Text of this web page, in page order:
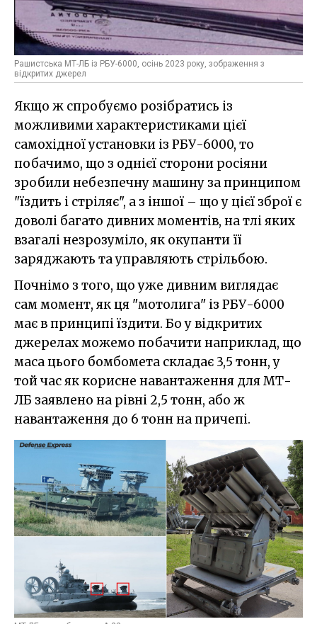
Рашистська МТ-ЛБ із РБУ-6000, осінь 2023 року, зображення з
відкритих джерел
Якщо ж спробуємо розібратись із
можливими характеристиками цієї
самохідної установки із РБУ-6000, то
побачимо, що з однієї сторони росіяни
зробили небезпечну машину за принципом
"їздить і стріляє", а з іншої – що у цієї зброї є
доволі багато дивних моментів, на тлі яких
взагалі незрозуміло, як окупанти її
заряджають та управляють стрільбою.
Почнімо з того, що уже дивним виглядає
сам момент, як ця "мотолига" із РБУ-6000
має в принципі їздити. Бо у відкритих
джерелах можемо побачити наприклад, що
маса цього бомбомета складає 3,5 тонн, у
той час як корисне навантаження для МТ-
ЛБ заявлено на рівні 2,5 тонн, або ж
навантаження до 6 тонн на причепі.